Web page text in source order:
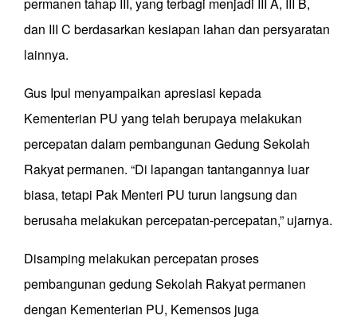
permanen tahap III, yang terbagi menjadi III A, III B,
dan III C berdasarkan kesiapan lahan dan persyaratan
lainnya.
Gus Ipul menyampaikan apresiasi kepada
Kementerian PU yang telah berupaya melakukan
percepatan dalam pembangunan Gedung Sekolah
Rakyat permanen. “Di lapangan tantangannya luar
biasa, tetapi Pak Menteri PU turun langsung dan
berusaha melakukan percepatan-percepatan,” ujarnya.
Disamping melakukan percepatan proses
pembangunan gedung Sekolah Rakyat permanen
dengan Kementerian PU, Kemensos juga